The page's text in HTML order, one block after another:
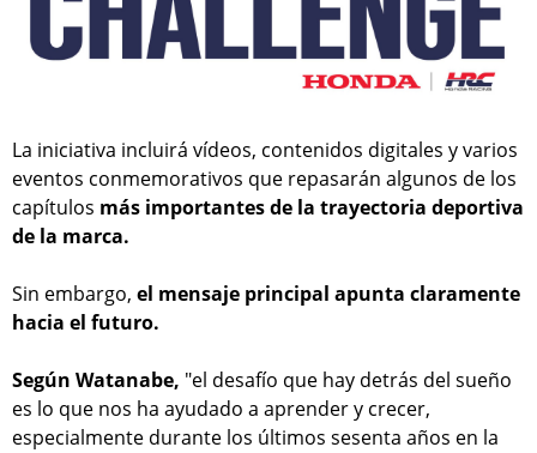
La iniciativa incluirá vídeos, contenidos digitales y varios
eventos conmemorativos que repasarán algunos de los
capítulos más importantes de la trayectoria deportiva
de la marca.
Sin embargo, el mensaje principal apunta claramente
hacia el futuro.
Según Watanabe, "el desafío que hay detrás del sueño
es lo que nos ha ayudado a aprender y crecer,
especialmente durante los últimos sesenta años en la